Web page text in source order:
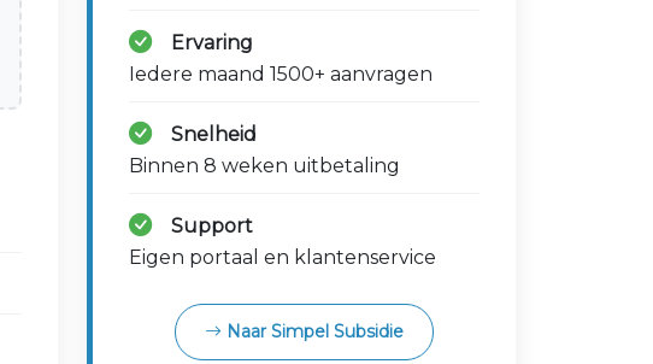
Ervaring
Iedere maand 1500+ aanvragen
Snelheid
Binnen 8 weken uitbetaling
Support
Eigen portaal en klantenservice
Naar Simpel Subsidie